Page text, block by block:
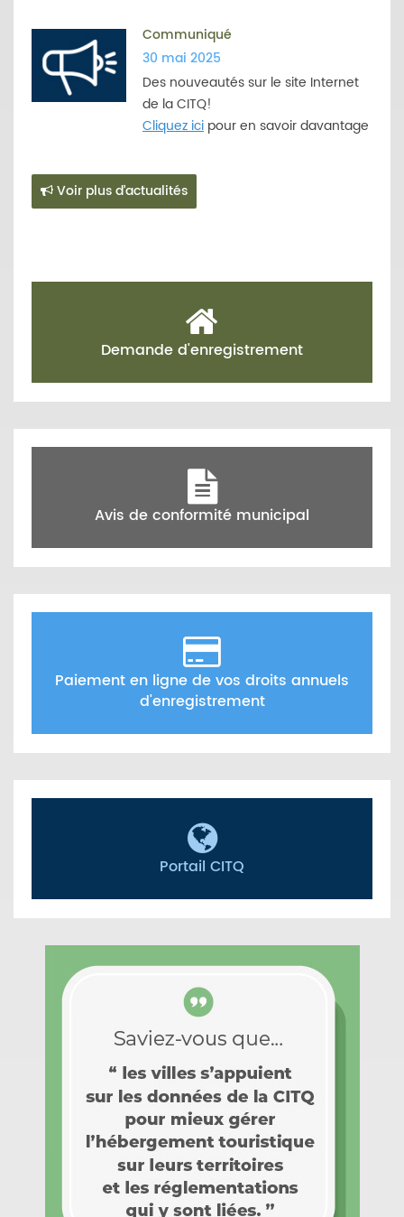
Communiqué
30 mai 2025
Des nouveautés sur le site Internet
de la CITQ!
Cliquez ici pour en savoir davantage
Voir plus d’actualités
Demande d'enregistrement
Avis de conformité municipal
Paiement en ligne de vos droits annuels
d'enregistrement
Portail CITQ